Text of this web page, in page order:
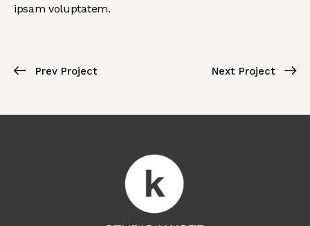
ipsam voluptatem.
Prev Project Next Project